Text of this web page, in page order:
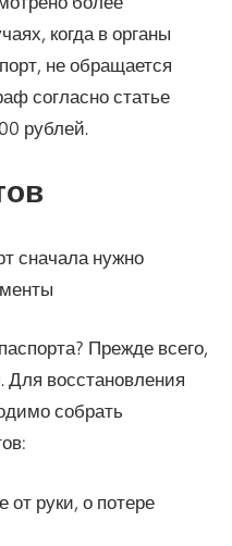
когда в органы
не обращается
согласно статье
рублей.
сначала нужно
Прежде всего,
Для восстановления
собрать
от руки, о потере